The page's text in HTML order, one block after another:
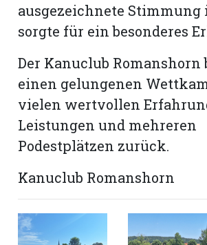
ausgezeichnete Stimmung
sorgte für ein besonderes
Der Kanuclub
einen gelungenen
vielen wertvollen
Leistungen und mehreren
Podestplätzen zurück.
Kanuclub Romanshorn